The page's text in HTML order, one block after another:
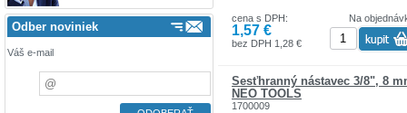
Na
cena s DPH:
1,57 €
bez DPH 1,28 €
Šesťhranný nástavec 3/8", 8
NEO TOOLS
1700009
Odber noviniek
Váš e-mail